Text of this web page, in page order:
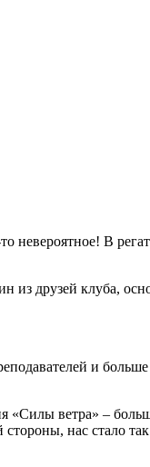
невероятное! В
из друзей клуба,
и
«Силы ветра» –
нас стало